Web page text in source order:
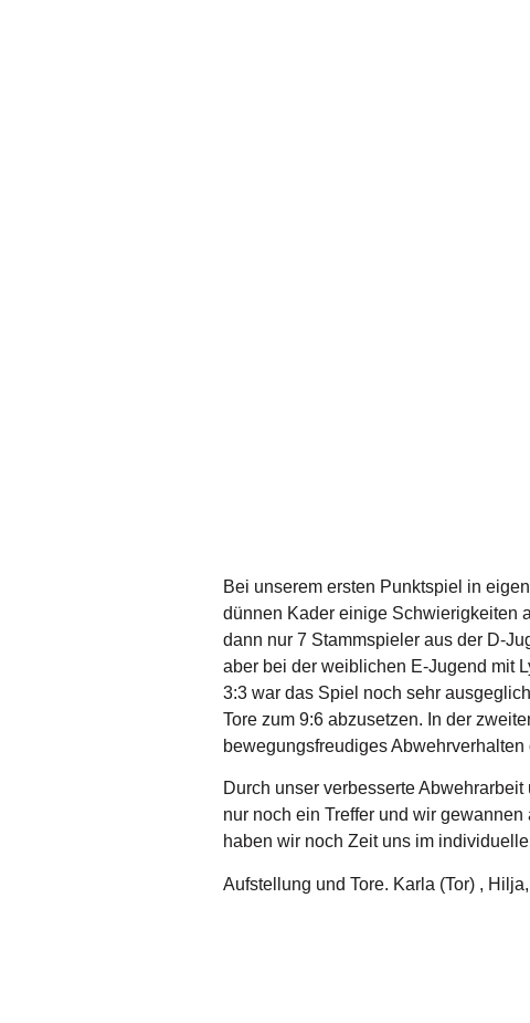
Bei unserem ersten Punktspiel in
dünnen Kader einige Schwierigkeiten
dann nur 7 Stammspieler aus der D-
aber bei der weiblichen E-Jugend mit
3:3 war das Spiel noch sehr
Tore zum 9:6 abzusetzen. In der
bewegungsfreudiges
Durch unser verbesserte
nur noch ein Treffer und wir
haben wir noch Zeit uns im
Aufstellung und Tore. Karla (Tor) ,